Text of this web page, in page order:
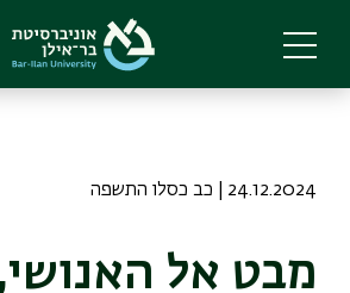
main
24.12.2024 | כב כסלו התשפה